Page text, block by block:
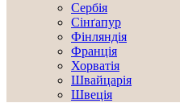
Сербія
Сінґапур
Фінляндія
Франція
Хорватія
Швайцарія
Швеція